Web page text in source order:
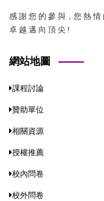
感 謝 您 的 參 與，您 熱 情
卓 越 邁 向 頂 尖 !
網站地圖
課程討論
贊助單位
相關資源
授權推薦
校內問卷
校外問卷